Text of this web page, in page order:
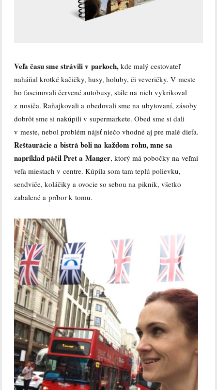
Veľa času sme strávili v parkoch, kde malý cestovateľ
naháňal krotké kačičky, husy, holuby, či veveričky. V meste
ho fascinovali červené autobusy, stále na nich vykrikoval
z nosiča. Raňajkovali a obedovali sme na ubytovaní, zásoby
dobrôt sme si nakúpili v supermarkete. Obed sme si dali
v meste, nebol problém nájsť niečo vhodné aj pre malé dieťa.
Reštaurácie a bistrá boli na každom rohu, mne sa
napríklad páčil Pret a Manger, ktorý má pobočky na veľmi
veľa miestach v centre. Kúpila som tam teplú polievku,
sendviče, koláčiky a ovocie so sebou na piknik, všetko
zabalené a príbor k tomu.